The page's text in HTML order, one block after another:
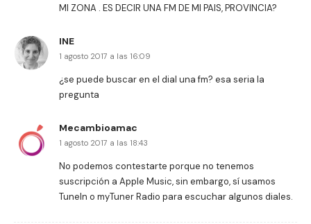
MI ZONA . ES DECIR UNA FM DE MI PAIS, PROVINCIA?
INE
1 agosto 2017 a las 16:09
¿se puede buscar en el dial una fm? esa seria la
pregunta
Mecambioamac
1 agosto 2017 a las 18:43
No podemos contestarte porque no tenemos
suscripción a Apple Music, sin embargo, sí usamos
TuneIn o myTuner Radio para escuchar algunos diales.